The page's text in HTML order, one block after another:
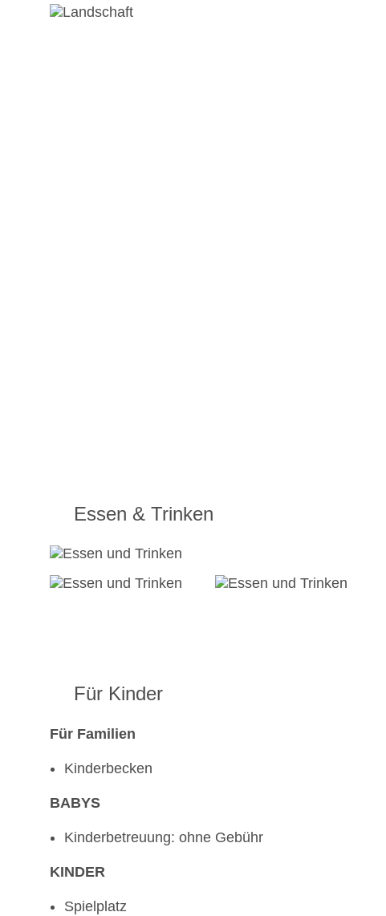
Essen & Trinken
Für Kinder
Für Familien
Kinderbecken
BABYS
Kinderbetreuung: ohne Gebühr
KINDER
Spielplatz